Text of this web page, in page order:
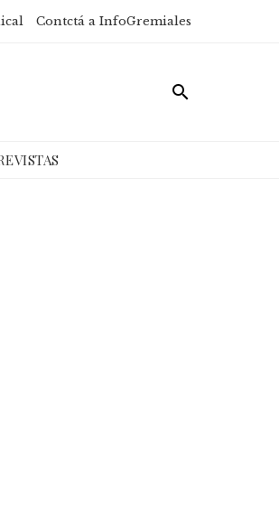
Contctá a InfoGremiales